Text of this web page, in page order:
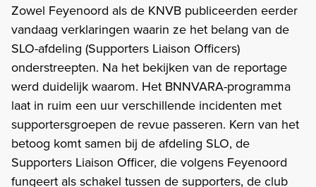
Zowel Feyenoord als de KNVB publiceerden eerder
vandaag verklaringen waarin ze het belang van de
SLO-afdeling (Supporters Liaison Officers)
onderstreepten. Na het bekijken van de reportage
werd duidelijk waarom. Het BNNVARA-programma
laat in ruim een uur verschillende incidenten met
supportersgroepen de revue passeren. Kern van het
betoog komt samen bij de afdeling SLO, de
Supporters Liaison Officer, die volgens Feyenoord
fungeert als schakel tussen de supporters, de club